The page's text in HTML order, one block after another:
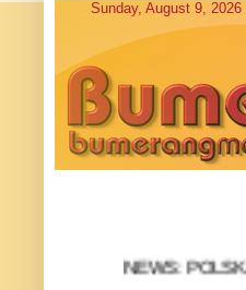
NEWS: POLSKA: